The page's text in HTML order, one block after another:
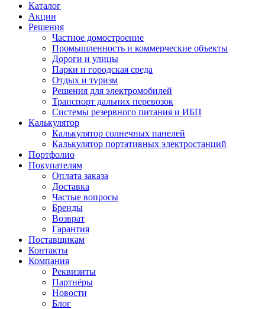
Каталог
Акции
Решения
Частное домостроение
Промышленность и коммерческие объекты
Дороги и улицы
Парки и городская среда
Отдых и туризм
Решения для электромобилей
Транспорт дальних перевозок
Системы резервного питания и ИБП
Калькулятор
Калькулятор солнечных панелей
Калькулятор портативных электростанций
Портфолио
Покупателям
Оплата заказа
Доставка
Частые вопросы
Бренды
Возврат
Гарантия
Поставщикам
Контакты
Компания
Реквизиты
Партнёры
Новости
Блог